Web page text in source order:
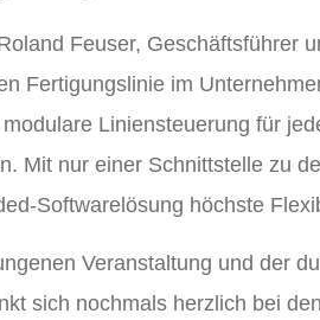
Feuser, Geschäftsführer
Fertigungslinie im
modulare Liniensteuerung für
Mit nur einer Schnittstelle zu
Softwarelösung höchste
Veranstaltung und der
sich nochmals herzlich bei